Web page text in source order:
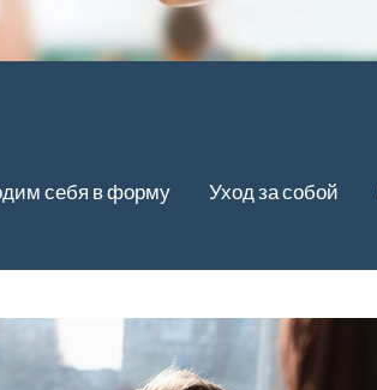
себя в форму Уход за собой